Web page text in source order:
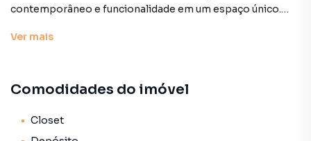
contemporâneo e funcionalidade em um espaço único.
proporciona amplitude e um estilo sofisticado, ideal para
A sala de estar se conecta à cozinha planejada, criando um
excelente iluminação natural através de gigantescas
janelas, enquanto a persiana automatizada adiciona
Ver mais
Comodidades do imóvel
Closet